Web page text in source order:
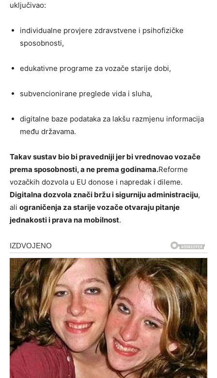
uključivao:
individualne provjere zdravstvene i psihofizičke
sposobnosti,
edukativne programe za vozače starije dobi,
subvencionirane preglede vida i sluha,
digitalne baze podataka za lakšu razmjenu informacija
među državama.
Takav sustav bio bi pravedniji jer bi vrednovao vozače
prema sposobnosti, a ne prema godinama.Reforme
vozačkih dozvola u EU donose i napredak i dileme.
Digitalna dozvola znači bržu i sigurniju administraciju,
ali ograničenja za starije vozače otvaraju pitanje
jednakosti i prava na mobilnost.